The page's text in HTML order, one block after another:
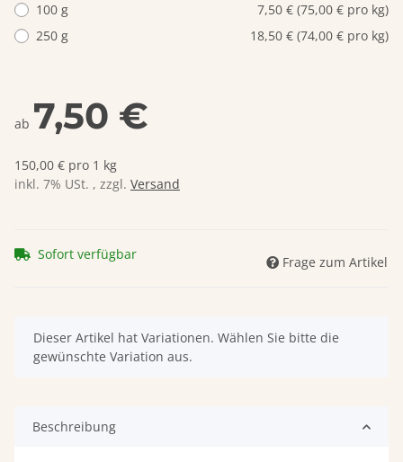
100 g
7,50 € (75,00 € pro kg)
250 g
18,50 € (74,00 € pro kg)
ab 7,50 €
150,00 € pro 1 kg
inkl. 7% USt. , zzgl. Versand
Sofort verfügbar Frage zum Artikel
x
Dieser Artikel hat Variationen. Wählen Sie bitte die
gewünschte Variation aus.
Beschreibung